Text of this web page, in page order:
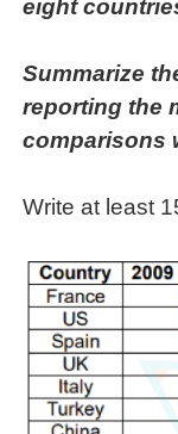
eight
Summarize
reporting the
comparisons
Write at least